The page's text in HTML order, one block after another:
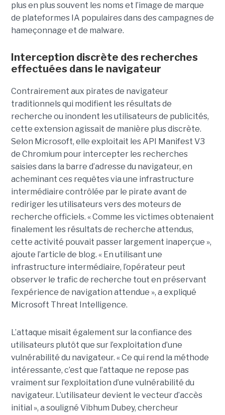
plus en plus souvent les noms et l’image de marque
de plateformes IA populaires dans des campagnes de
hameçonnage et de malware.
Interception discrète des recherches
effectuées dans le navigateur
Contrairement aux pirates de navigateur
traditionnels qui modifient les résultats de
recherche ou inondent les utilisateurs de publicités,
cette extension agissait de manière plus discrète.
Selon Microsoft, elle exploitait les API Manifest V3
de Chromium pour intercepter les recherches
saisies dans la barre d’adresse du navigateur, en
acheminant ces requêtes via une infrastructure
intermédiaire contrôlée par le pirate avant de
rediriger les utilisateurs vers des moteurs de
recherche officiels. « Comme les victimes obtenaient
finalement les résultats de recherche attendus,
cette activité pouvait passer largement inaperçue »,
ajoute l’article de blog. « En utilisant une
infrastructure intermédiaire, l’opérateur peut
observer le trafic de recherche tout en préservant
l’expérience de navigation attendue », a expliqué
Microsoft Threat Intelligence.
L’attaque misait également sur la confiance des
utilisateurs plutôt que sur l’exploitation d’une
vulnérabilité du navigateur. « Ce qui rend la méthode
intéressante, c’est que l’attaque ne repose pas
vraiment sur l’exploitation d’une vulnérabilité du
navigateur. L’utilisateur devient le vecteur d’accès
initial », a souligné Vibhum Dubey, chercheur